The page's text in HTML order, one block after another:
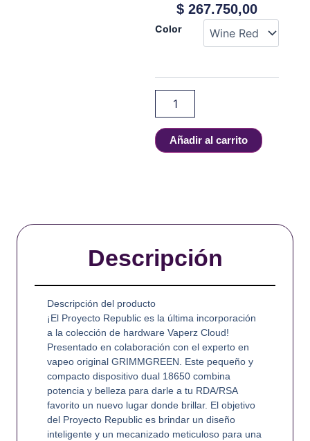
$ 267.750,00
Color
Vaperz
DUAL
18
cantidad
Añadir al carrito
Descripción
Descripción del producto
¡El Proyecto Republic es la última incorporación
a la colección de hardware Vaperz Cloud!
Presentado en colaboración con el experto en
vapeo original GRIMMGREEN. Este pequeño y
compacto dispositivo dual 18650 combina
potencia y belleza para darle a tu RDA/RSA
favorito un nuevo lugar donde brillar. El objetivo
del Proyecto Republic es brindar un diseño
inteligente y un mecanizado meticuloso para una